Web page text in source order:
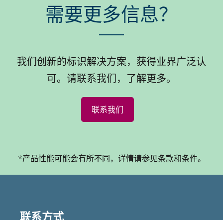
需要更多信息？
我们创新的标识解决方案，获得业界广泛认
可。请联系我们，了解更多。
联系我们
*产品性能可能会有所不同，详情请参见条款和条件。
联系方式